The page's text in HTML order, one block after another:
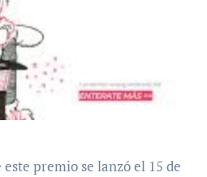
premio se lanzó el 15 de